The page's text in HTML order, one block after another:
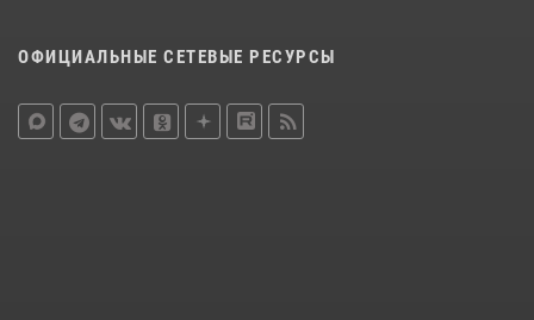
ОФИЦИАЛЬНЫЕ СЕТЕВЫЕ РЕСУРСЫ